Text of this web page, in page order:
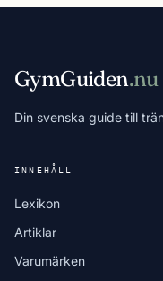
GymGuiden.nu
Din svenska guide till
INNEHÅLL
Lexikon
Artiklar
Varumärken